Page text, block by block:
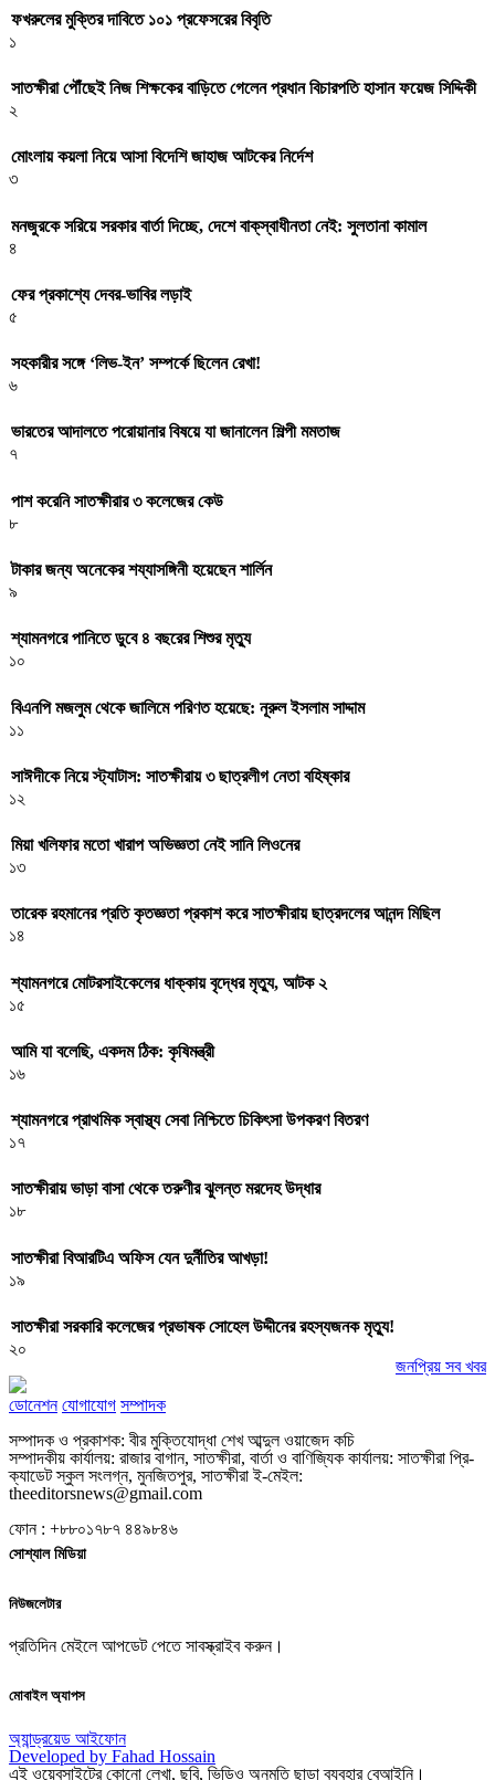
ফখরুলের মুক্তির দাবিতে ১০১ প্রফেসরের বিবৃতি
১
সাতক্ষীরা পৌঁছেই নিজ শিক্ষকের বাড়িতে গেলেন প্রধান বিচারপতি হাসান ফয়েজ সিদ্দিকী
২
মোংলায় কয়লা নিয়ে আসা বিদেশি জাহাজ আটকের নির্দেশ
৩
মনজুরকে সরিয়ে সরকার বার্তা দিচ্ছে, দেশে বাক্‌স্বাধীনতা নেই: সুলতানা কামাল
৪
ফের প্রকাশ্যে দেবর-ভাবির লড়াই
৫
সহকারীর সঙ্গে ‘লিভ-ইন’ সম্পর্কে ছিলেন রেখা!
৬
ভারতের আদালতে পরোয়ানার বিষয়ে যা জানালেন শিল্পী মমতাজ
৭
পাশ করেনি সাতক্ষীরার ৩ কলেজের কেউ
৮
টাকার জন্য অনেকের শয্যাসঙ্গিনী হয়েছেন শার্লিন
৯
শ্যামনগরে পানিতে ডুবে ৪ বছরের শিশুর মৃত্যু
১০
বিএনপি মজলুম থেকে জালিমে পরিণত হয়েছে: নূরুল ইসলাম সাদ্দাম
১১
সাঈদীকে নিয়ে স্ট্যাটাস: সাতক্ষীরায় ৩ ছাত্রলীগ নেতা বহিষ্কার
১২
মিয়া খলিফার মতো খারাপ অভিজ্ঞতা নেই সানি লিওনের
১৩
তারেক রহমানের প্রতি কৃতজ্ঞতা প্রকাশ করে সাতক্ষীরায় ছাত্রদলের আনন্দ মিছিল
১৪
শ্যামনগরে মোটরসাইকেলের ধাক্কায় বৃদ্ধের মৃত্যু, আটক ২
১৫
আমি যা বলেছি, একদম ঠিক: কৃষিমন্ত্রী
১৬
শ্যামনগরে প্রাথমিক স্বাস্থ্য সেবা নিশ্চিতে চিকিৎসা উপকরণ বিতরণ
১৭
সাতক্ষীরায় ভাড়া বাসা থেকে তরুণীর ঝুলন্ত মরদেহ উদ্ধার
১৮
সাতক্ষীরা বিআরটিএ অফিস যেন দুর্নীতির আখড়া!
১৯
সাতক্ষীরা সরকারি কলেজের প্রভাষক সোহেল উদ্দীনের রহস্যজনক মৃত্যু!
২০
জনপ্রিয় সব খবর
ডোনেশন যোগাযোগ সম্পাদক
সম্পাদক ও প্রকাশক: বীর মুক্তিযোদ্ধা শেখ আব্দুল ওয়াজেদ কচি
সম্পাদকীয় কার্যালয়: রাজার বাগান, সাতক্ষীরা, বার্তা ও বাণিজ্যিক কার্যালয়: সাতক্ষীরা প্রি-
ক্যাডেট স্কুল সংলগ্ন, মুনজিতপুর, সাতক্ষীরা ই-মেইল:
theeditorsnews@gmail.com
ফোন : +৮৮০১৭৮৭ ৪৪৯৮৪৬
সোশ্যাল মিডিয়া
নিউজলেটার
প্রতিদিন মেইলে আপডেট পেতে সাবস্ক্রাইব করুন।
মোবাইল অ্যাপস
অ্যান্ড্রয়েড আইফোন
Developed by Fahad Hossain
এই ওয়েবসাইটের কোনো লেখা, ছবি, ভিডিও অনুমতি ছাড়া ব্যবহার বেআইনি।